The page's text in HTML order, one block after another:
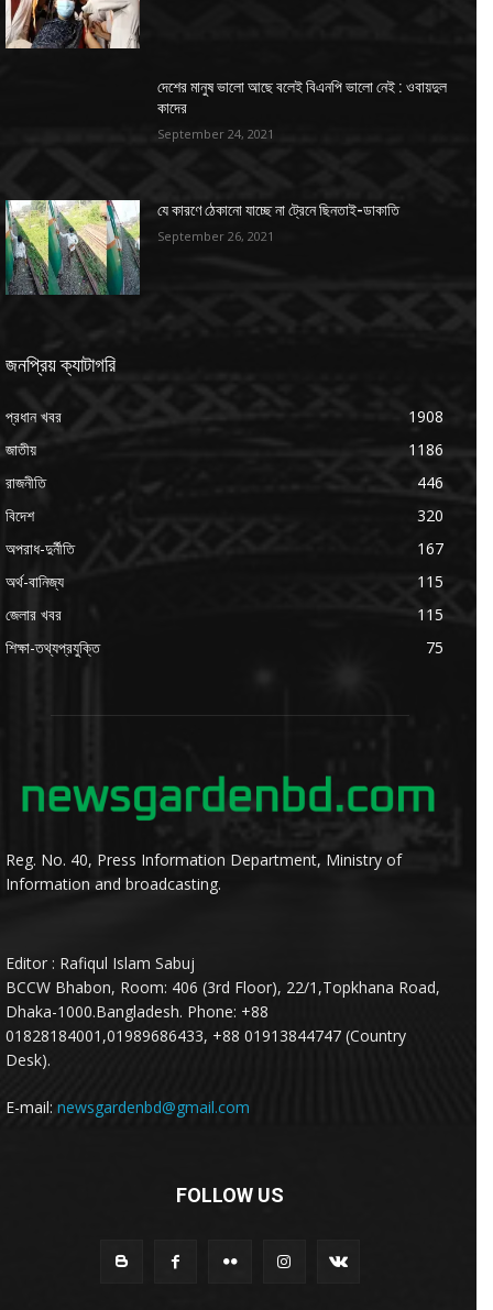
দেশের মানুষ ভালো আছে বলেই বিএনপি ভালো নেই : ওবায়দুল
কাদের
September 24, 2021
যে কারণে ঠেকানো যাচ্ছে না ট্রেনে ছিনতাই-ডাকাতি
September 26, 2021
জনপ্রিয় ক্যাটাগরি
প্রধান খবর
1908
জাতীয়
1186
রাজনীতি
446
বিদেশ
320
অপরাধ-দুর্নীতি
167
অর্থ-বানিজ্য
115
জেলার খবর
115
শিক্ষা-তথ্যপ্রযুক্তি
75
Reg. No. 40, Press Information Department, Ministry of
Information and broadcasting.
Editor : Rafiqul Islam Sabuj
BCCW Bhabon, Room: 406 (3rd Floor), 22/1,Topkhana Road,
Dhaka-1000.Bangladesh. Phone: +88
01828184001,01989686433, +88 01913844747 (Country
Desk).
E-mail: newsgardenbd@gmail.com
FOLLOW US